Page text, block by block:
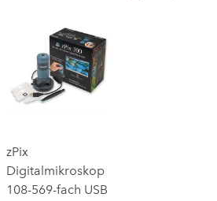
zPix
Digitalmikroskop
108-569-fach USB